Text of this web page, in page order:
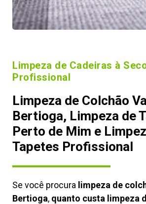
Limpeza de Cadeiras à
Profissional
Limpeza de Colchão
Bertioga, Limpeza de
Perto de Mim e
Tapetes Profissional
Se você procura limpeza de
Bertioga, quanto custa limpeza